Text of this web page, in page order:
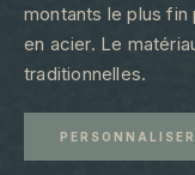
montants le plus
en acier. Le
traditionnelles.
PERSONNALISER